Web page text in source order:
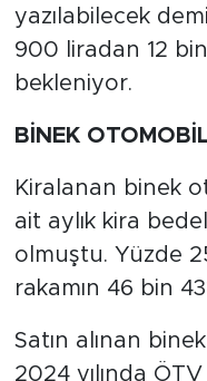
yazılabilecek
900 liradan 12
bekleniyor.
BİNEK
Kiralanan binek
ait aylık kira
olmuştu. Yüzde
rakamın 46 bin
Satın alınan
2024 yılında